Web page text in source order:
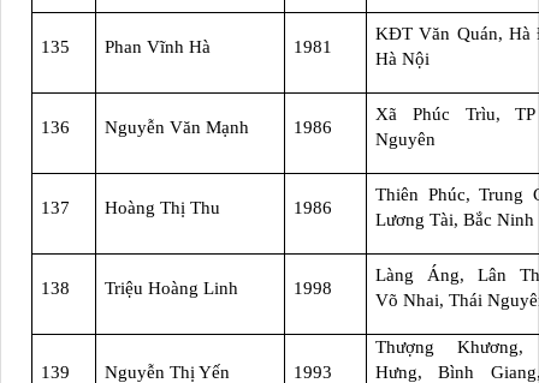
135 Phan Vĩnh Hà 1981
KĐT Văn Quán, Hà
Hà Nội
136 Nguyễn Văn Mạnh 1986
Xã Phúc Trìu,
Nguyên
137 Hoàng Thị Thu 1986
Thiên Phúc, Trung
Lương Tài, Bắc Ninh
138 Triệu Hoàng Linh 1998
Làng Áng, Lân
Võ Nhai, Thái
139 Nguyễn Thị Yến 1993
Thượng Khương,
Hưng, Bình